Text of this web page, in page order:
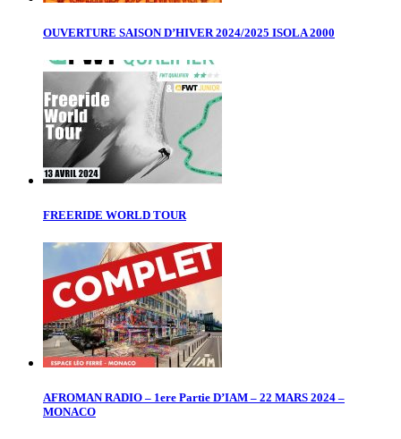
OUVERTURE SAISON D’HIVER 2024/2025 ISOLA 2000
FREERIDE WORLD TOUR
AFROMAN RADIO – 1ere Partie D’IAM – 22 MARS 2024 –
MONACO